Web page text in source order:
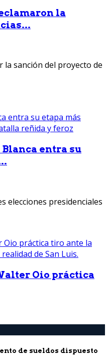
la
la sanción del proyecto de
entra su
elecciones presidenciales
Oio práctica
de sueldos dispuesto